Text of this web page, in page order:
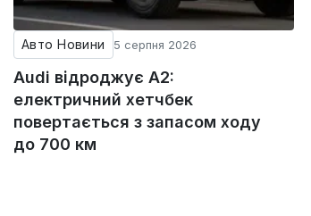
Авто Новини 5 серпня 2026
Audi відроджує A2:
електричний хетчбек
повертається з запасом ходу
до 700 км